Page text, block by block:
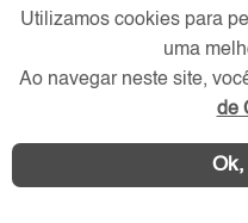
O
Utilizamos cookies para
uma
Ao navegar neste site,
de
Ok,